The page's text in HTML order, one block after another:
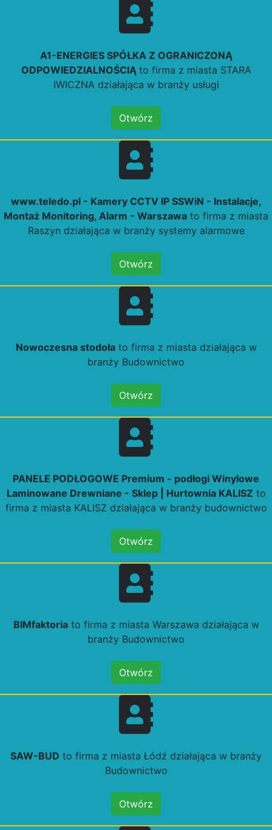
A1-ENERGIES SPÓŁKA Z OGRANICZONĄ
ODPOWIEDZIALNOŚCIĄ to firma z miasta STARA
IWICZNA działająca w branży usługi
Otwórz
www.teledo.pl - Kamery CCTV IP SSWiN - Instalacje,
Montaż Monitoring, Alarm - Warszawa to firma z miasta
Raszyn działająca w branży systemy alarmowe
Otwórz
Nowoczesna stodołato firma z miasta działająca w
branży Budownictwo
Otwórz
PANELE PODŁOGOWE Premium - podłogi Winylowe
Laminowane Drewniane - Sklep | Hurtownia KALISZ to
firma z miasta KALISZ działająca w branży budownictwo
Otwórz
BIMfaktoriato firma z miasta Warszawa działająca w
branży Budownictwo
Otwórz
SAW-BUD to firma z miasta Łódź działająca w branży
Budownictwo
Otwórz